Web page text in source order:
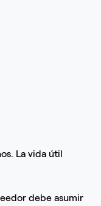
La vida útil
debe asumir